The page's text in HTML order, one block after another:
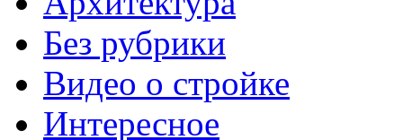
Без рубрики
Видео о стройке
Интересное